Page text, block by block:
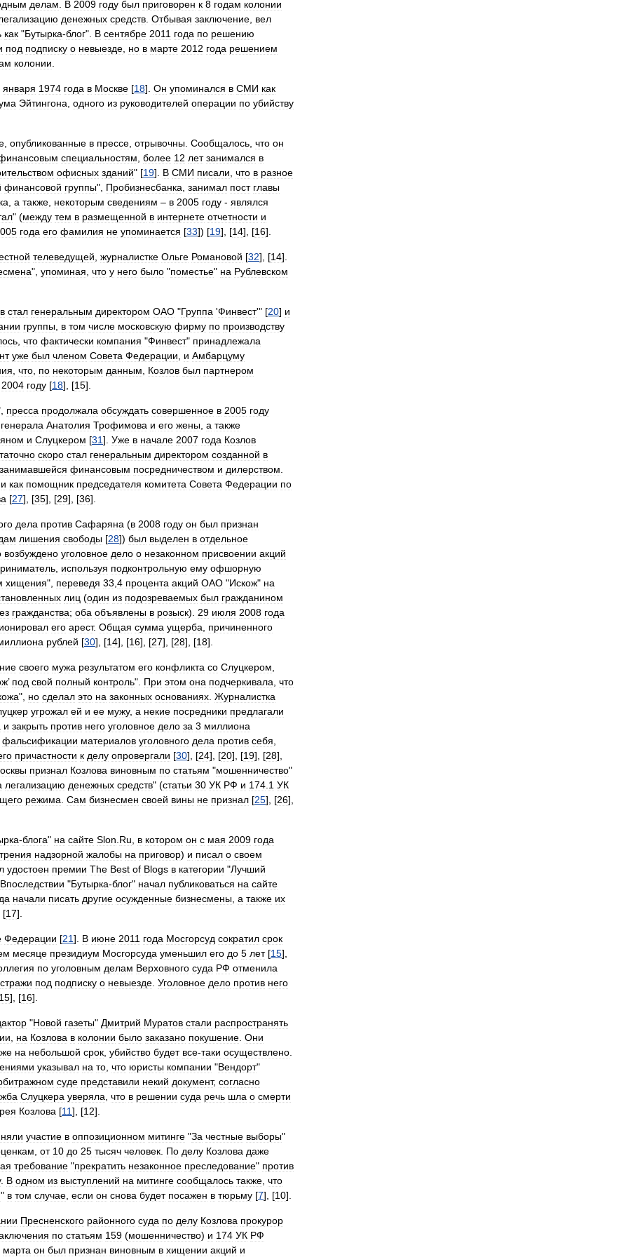
делам В 2009 году был приговорен к 8 годам колонии
денежных средств Отбывая заключение вел
как "Бутырка-блог". В сентябре 2011 года по решению
под подписку о невыезде но в марте 2012 года решением
колонии
января 1974 года в Москве [18]. Он упоминался в СМИ как
Эйтингона одного из руководителей операции по убийству
опубликованные в прессе отрывочны Сообщалось что он
специальностям более 12 лет занимался в
офисных зданий" [19]. В СМИ писали что в разное
финансовой группы", Пробизнесбанка занимал пост главы
а также некоторым сведениям – в 2005 году - являлся
" (между тем в размещенной в интернете отчетности и
года его фамилия не упоминается [33]) [19], [14], [16].
телеведущей журналистке Ольге Романовой [32], [14].
", упоминая что у него было "поместье" на Рублевском
стал генеральным директором ОАО "Группа 'Финвест'" [20] и
группы в том числе московскую фирму по производству
что фактически компания "Финвест" принадлежала
уже был членом Совета Федерации и Амбарцуму
что по некоторым данным Козлов был партнером
2004 году [18], [15].
пресса продолжала обсуждать совершенное в 2005 году
генерала Анатолия Трофимова и его жены а также
и Слуцкером [31]. Уже в начале 2007 года Козлов
скоро стал генеральным директором созданной в
занимавшейся финансовым посредничеством и дилерством
и как помощник председателя комитета Совета Федерации по
[27], [35], [29], [36].
дела против Сафаряна (в 2008 году он был признан
лишения свободы [28]) был выделен в отдельное
возбуждено уголовное дело о незаконном присвоении акций
используя подконтрольную ему офшорную
хищения", переведя 33 4 процента акций ОАО "Искож" на
лиц (один из подозреваемых был гражданином
гражданства; оба объявлены в розыск). 29 июля 2008 года
его арест. Общая сумма ущерба
причиненного
рублей [30], [14], [16], [27], [28], [18].
своего мужа результатом его конфликта со Слуцкером
’ под свой полный контроль". При этом она подчеркивала что
", но сделал это на законных основаниях Журналистка
угрожал ей и ее мужу, а некие посредники предлагали
и закрыть против него уголовное дело за 3 миллиона
фальсификации материалов уголовного дела против себя
причастности к делу опровергали [30], [24], [20], [19], [28],
признал Козлова виновным по статьям "мошенничество"
легализацию денежных средств" (статьи 30 УК РФ и 174 1 УК
режима Сам бизнесмен своей вины не признал [25], [26],
-блога" на сайте Slon Ru в котором он с мая 2009 года
надзорной жалобы на приговор) и писал о своем
удостоен премии The Best of Blogs в категории "Лучший
Впоследствии "Бутырка-блог" начал публиковаться на сайте
начали писать другие осужденные бизнесмены а также их
[17].
Федерации [21]. В июне 2011 года Мосгорсуд сократил срок
месяце президиум Мосгорсуда уменьшил его до 5 лет[15],
по уголовным делам Верховного суда РФ отменила
стражи под подписку о невыезде Уголовное дело против него
], [16].
"Новой газеты" Дмитрий Муратов стали распространять
на Козлова в колонии было заказано покушение Они
на небольшой срок убийство будет все-таки осуществлено
указывал на то что юристы компании "Вендорт"
суде представили некий документ, согласно
Слуцкера уверяла что в решении суда речь шла о смерти
Козлова [11], [12].
участие в оппозиционном митинге "За честные выборы"
от 10 до 25 тысяч человек По делу Козлова даже
требование "прекратить незаконное преследование" против
. В одном из выступлений на митинге сообщалось также что
" в том случае если он снова будет посажен в тюрьму [7], [10].
Пресненского районного суда по делу Козлова прокурор
по статьям 159 (мошенничество) и 174 УК РФ
марта он был признан виновным в хищении акций и